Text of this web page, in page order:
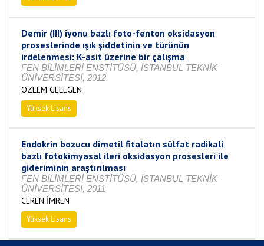
Demir (III) iyonu bazlı foto-fenton oksidasyon
proseslerinde ışık şiddetinin ve türünün
irdelenmesi: K-asit üzerine bir çalışma
FEN BİLİMLERİ ENSTİTÜSÜ, İSTANBUL TEKNİK
ÜNİVERSİTESİ, 2012
ÖZLEM GELEGEN
Yüksek Lisans
Endokrin bozucu dimetil fitalatın sülfat radikali
bazlı fotokimyasal ileri oksidasyon prosesleri ile
gideriminin araştırılması
FEN BİLİMLERİ ENSTİTÜSÜ, İSTANBUL TEKNİK
ÜNİVERSİTESİ, 2011
CEREN İMREN
Yüksek Lisans